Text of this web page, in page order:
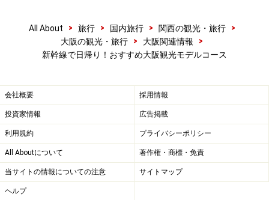
All About > 旅行 > 国内旅行 > 関西の観光・旅行
>
大阪の観光・旅行
> 大阪関連情報
>
新幹線で日帰り！おすすめ大阪観光モデルコース
会社概要 採用情報
投資家情報 広告掲載
利用規約 プライバシーポリシー
All Aboutについて 著作権・商標・免責
当サイトの情報についての注意 サイトマップ
ヘルプ